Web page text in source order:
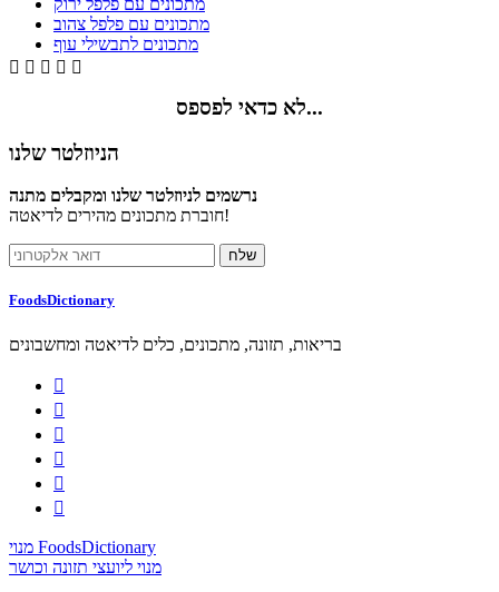
מתכונים עם פלפל צהוב
מתכונים לתבשילי עוף
    
לא כדאי לפספס...
הניוזלטר שלנו
נרשמים לניוזלטר שלנו ומקבלים מתנה
חוברת מתכונים מהירים לדיאטה!
FoodsDictionary
בריאות, תזונה, מתכונים, כלים לדיאטה ומחשבונים






מנוי FoodsDictionary
מנוי ליועצי תזונה וכושר